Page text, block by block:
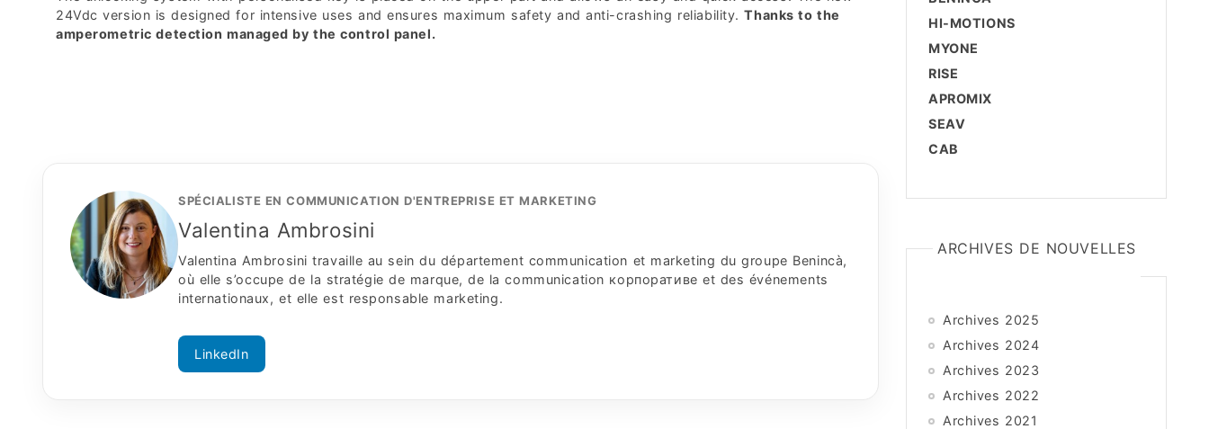
24Vdc version is designed for intensive uses and ensures maximum safety and anti-crashing reliability.Thanks to the
amperometric detection managed by the control panel.
SPÉCIALISTE EN COMMUNICATION D'ENTREPRISE ET MARKETING
Valentina Ambrosini
Valentina Ambrosini travaille au sein du département communication et marketing du groupe Benincà,
où elle s’occupe de la stratégie de marque, de la communication корпоративe et des événements
internationaux, et elle est responsable marketing.
LinkedIn
HI-MOTIONS
MYONE
RISE
APROMIX
SEAV
CAB
ARCHIVES DE NOUVELLES
Archives 2025
Archives 2024
Archives 2023
Archives 2022
Archives 2021